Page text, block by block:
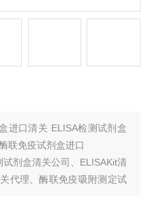
进口清关 ELISA检测试剂盒
联免疫试剂盒进口
剂盒清关公司、ELISAKit清
代理、酶联免疫吸附测定试